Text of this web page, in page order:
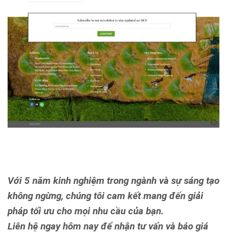
Với 5 năm kinh nghiệm trong ngành và sự sáng tạo
không ngừng, chúng tôi cam kết mang đến giải
pháp tối ưu cho mọi nhu cầu của bạn.
Liên hệ ngay hôm nay để nhận tư vấn và báo giá